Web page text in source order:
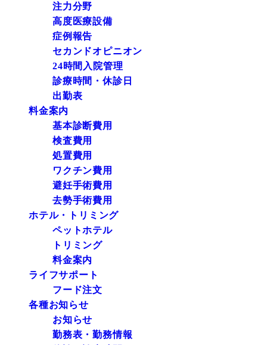
注力分野
高度医療設備
症例報告
セカンドオピニオン
24時間入院管理
診療時間・休診日
出勤表
料金案内
基本診断費用
検査費用
処置費用
ワクチン費用
避妊手術費用
去勢手術費用
ホテル・トリミング
ペットホテル
トリミング
料金案内
ライフサポート
フード注文
各種お知らせ
お知らせ
勤務表・勤務情報